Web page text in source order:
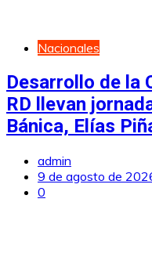
Nacionales
Desarrollo de la
RD llevan
Bánica, Elías
admin
9 de agosto de
0